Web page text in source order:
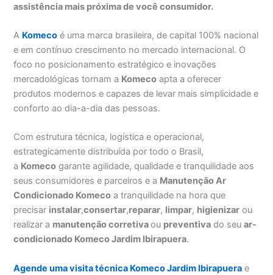
assistência mais próxima de você consumidor.
A Komeco é uma marca brasileira, de capital 100% nacional
e em contínuo crescimento no mercado internacional. O
foco no posicionamento estratégico e inovações
mercadológicas tornam a Komeco apta a oferecer
produtos modernos e capazes de levar mais simplicidade e
conforto ao dia-a-dia das pessoas.
Com estrutura técnica, logística e operacional,
estrategicamente distribuída por todo o Brasil,
a Komeco garante agilidade, qualidade e tranquilidade aos
seus consumidores e parceiros e a Manutenção Ar
Condicionado Komeco a tranquilidade na hora que
precisar instalar,consertar,reparar, limpar, higienizar ou
realizar a manutenção corretivaou preventiva do seuar-
condicionado Komeco Jardim Ibirapuera.
Agende uma visita técnica Komeco Jardim Ibirapuera e